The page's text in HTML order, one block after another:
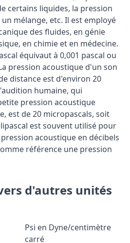
certains liquides, la pression
mélange, etc. Il est employé
des fluides, en génie
en chimie et en médecine.
équivaut à 0,001 pascal ou
pression acoustique d'un son
distance est d'environ 20
humaine, qui
pression acoustique
est de 20 micropascals, soit
est souvent utilisé pour
acoustique en décibels
référence une pression
d'autres unités
Psi en Dyne/centimètre
carré